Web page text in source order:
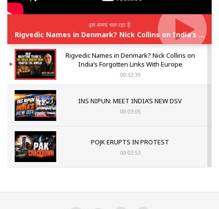
इस समय चल रहा है
Rigvedic Names in Denmark? Nick Collins on India’s Forgotten Links With Europe
Rigvedic Names in Denmark? Nick Collins on
India’s Forgotten Links With Europe
00:32:39
INS NIPUN: MEET INDIA’S NEW DSV
00:03:05
POJK ERUPTS IN PROTEST
00:02:53
Sagar